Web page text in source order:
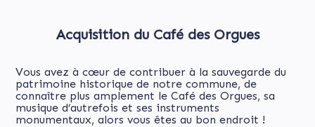
Acquisition du Café des Orgues
Vous avez à cœur de contribuer à la sauvegarde du
patrimoine historique de notre commune, de
connaître plus amplement le Café des Orgues, sa
musique d’autrefois et ses instruments
monumentaux, alors vous êtes au bon endroit !